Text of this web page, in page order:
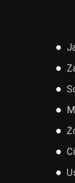
●
●
●
●
●
●
●